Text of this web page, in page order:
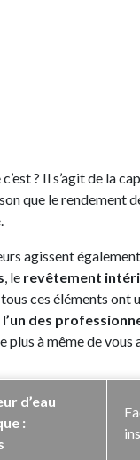
? Il s’agit de la
que le rendement
agissent
, le revêtement
tous ces éléments ont
des
plus à même de
d’eau
: